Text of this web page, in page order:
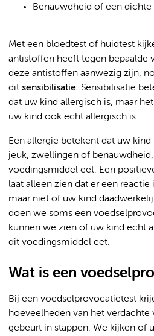
Benauwdheid of een dichte
Met een bloedtest of huidtest
antistoffen heeft tegen bepaalde
deze antistoffen aanwezig zijn,
dit sensibilisatie. Sensibilisatie
dat uw kind allergisch is, maar
uw kind ook echt allergisch is.
Een allergie betekent dat uw
jeuk, zwellingen of
voedingsmiddel eet. Een
laat alleen zien dat er een
maar niet of uw kind
doen we soms een
kunnen we zien of uw kind echt
dit voedingsmiddel eet.
Wat is een
Bij een voedselprovocatietest
hoeveelheden van het
gebeurt in stappen. We kijken of